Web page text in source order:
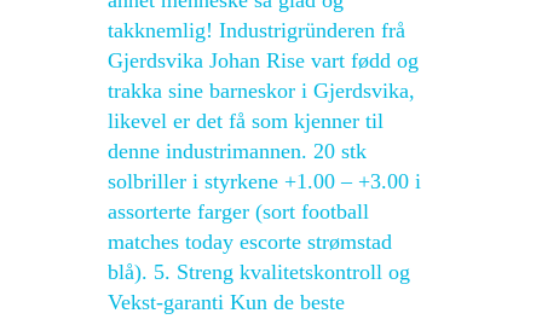
takknemlig! Industrigründeren frå
Gjerdsvika Johan Rise vart fødd og
trakka sine barneskor i Gjerdsvika,
likevel er det få som kjenner til
denne industrimannen. 20 stk
solbriller i styrkene +1.00 – +3.00 i
assorterte farger (sort football
matches today escorte strømstad
blå). 5. Streng kvalitetskontroll og
Vekst-garanti Kun de beste